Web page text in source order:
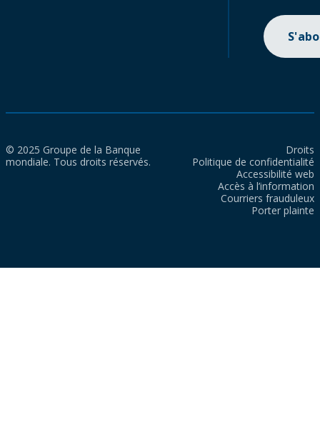
© 2025 Groupe de la Banque
mondiale. Tous droits réservés.
Droits
Politique de confidentialité
Accessibilité web
Accès à l’information
Courriers frauduleux
Porter plainte